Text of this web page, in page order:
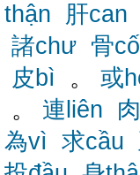
thận
肝can
諸chư 骨
皮bì 。 或
。 連liên
為vì 求cầu